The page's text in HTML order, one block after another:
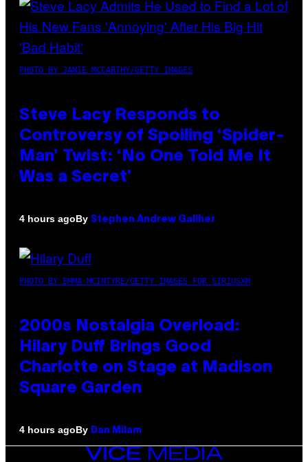
PHOTO BY JAMIE MCCARTHY/GETTY IMAGES
Steve Lacy Responds to
Controversy of Spoiling ‘Spider-
Man’ Twist: ‘No One Told Me It
Was a Secret’
4 hours agoBy Stephen Andrew Galiher
PHOTO BY EMMA MCINTYRE/GETTY IMAGES FOR SIRIUSXM
2000s Nostalgia Overload:
Hilary Duff Brings Good
Charlotte on Stage at Madison
Square Garden
4 hours agoBy Dan Milam
VICE